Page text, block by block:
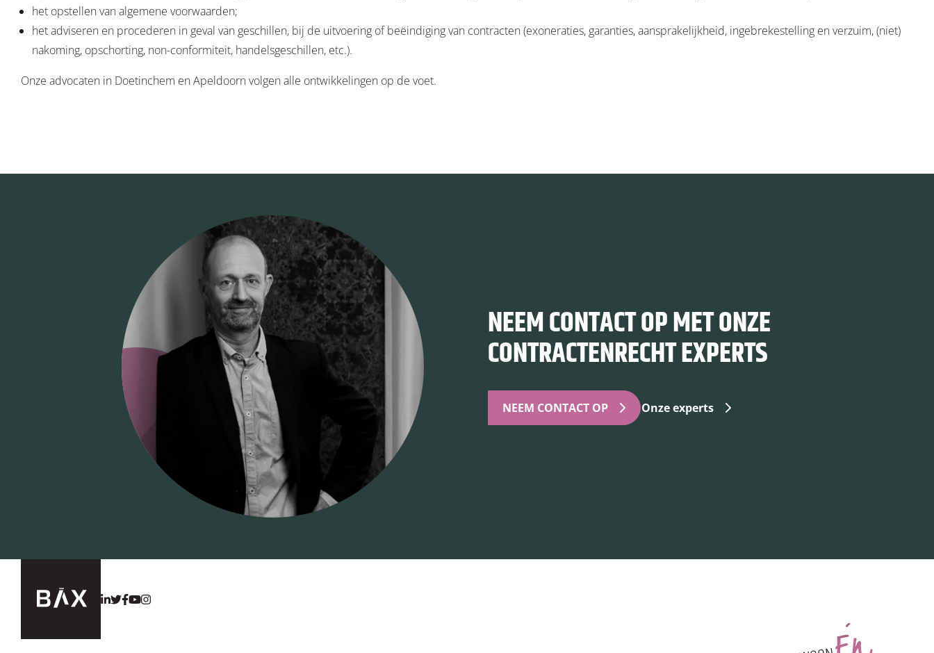
het opstellen van algemene voorwaarden;
het adviseren en procederen in geval van geschillen, bij de uitvoering of beëindiging van contracten (exoneraties, garanties, aansprakelijkheid, ingebrekestelling en verzuim, (niet)
nakoming, opschorting, non-conformiteit, handelsgeschillen, etc.).
Onze advocaten in Doetinchem en Apeldoorn volgen alle ontwikkelingen op de voet.
NEEM CONTACT OP MET ONZE
CONTRACTENRECHT EXPERTS
NEEM CONTACT OP Onze experts